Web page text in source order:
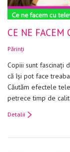
Blog
Contact
CE NE FACEM
Părinți
Copiii sunt fascinaţi
că îşi pot face
Căutăm efectele
petrece timp de
Detalii